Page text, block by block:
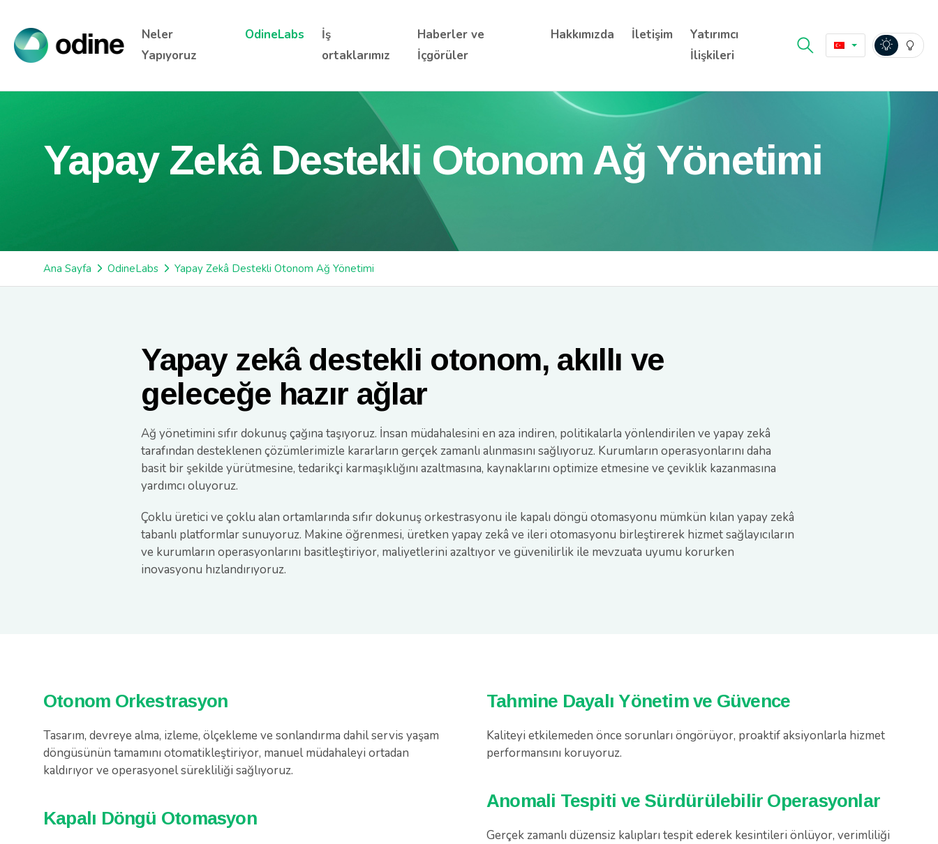
Neler
Yapıyoruz
OdineLabs
İş
ortaklarımız
Haberler ve
İçgörüler
Hakkımızda İletişim
Yatırımcı
İlişkileri
Yapay Zekâ Destekli Otonom Ağ Yönetimi
Ana Sayfa OdineLabs Yapay Zekâ Destekli Otonom Ağ Yönetimi
Yapay zekâ destekli otonom, akıllı ve
geleceğe hazır ağlar
Ağ yönetimini sıfır dokunuş çağına taşıyoruz. İnsan müdahalesini en aza indiren, politikalarla yönlendirilen ve yapay zekâ
tarafından desteklenen çözümlerimizle kararların gerçek zamanlı alınmasını sağlıyoruz. Kurumların operasyonlarını daha
basit bir şekilde yürütmesine, tedarikçi karmaşıklığını azaltmasına, kaynaklarını optimize etmesine ve çeviklik kazanmasına
yardımcı oluyoruz.
Çoklu üretici ve çoklu alan ortamlarında sıfır dokunuş orkestrasyonu ile kapalı döngü otomasyonu mümkün kılan yapay zekâ
tabanlı platformlar sunuyoruz. Makine öğrenmesi, üretken yapay zekâ ve ileri otomasyonu birleştirerek hizmet sağlayıcıların
ve kurumların operasyonlarını basitleştiriyor, maliyetlerini azaltıyor ve güvenilirlik ile mevzuata uyumu korurken
inovasyonu hızlandırıyoruz.
Otonom Orkestrasyon
Tasarım, devreye alma, izleme, ölçekleme ve sonlandırma dahil servis yaşam
döngüsünün tamamını otomatikleştiriyor, manuel müdahaleyi ortadan
kaldırıyor ve operasyonel sürekliliği sağlıyoruz.
Kapalı Döngü Otomasyon
Tahmine Dayalı Yönetim ve Güvence
Kaliteyi etkilemeden önce sorunları öngörüyor, proaktif aksiyonlarla hizmet
performansını koruyoruz.
Anomali Tespiti ve Sürdürülebilir Operasyonlar
Gerçek zamanlı düzensiz kalıpları tespit ederek kesintileri önlüyor, verimliliği